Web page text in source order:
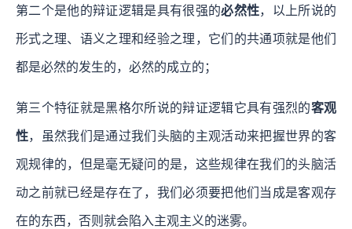
第二个是他的辩证逻辑是具有很强的必然性，以上所说的
形式之理、语义之理和经验之理，它们的共通项就是他们
都是必然的发生的，必然的成立的；
第三个特征就是黑格尔所说的辩证逻辑它具有强烈的客观
性，虽然我们是通过我们头脑的主观活动来把握世界的客
观规律的，但是毫无疑问的是，这些规律在我们的头脑活
动之前就已经是存在了，我们必须要把他们当成是客观存
在的东西，否则就会陷入主观主义的迷雾。